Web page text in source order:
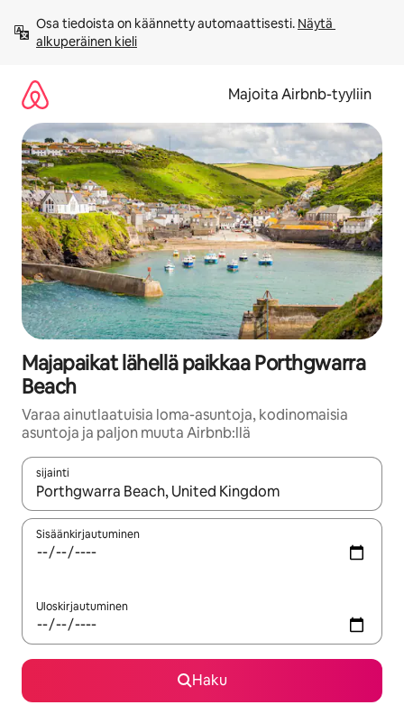
sisältö
väliin
Osa tiedoista on käännetty automaattisesti. Näytä
alkuperäinen kieli
Majoita Airbnb-tyyliin
Majapaikat lähellä paikkaa Porthgwarra
Beach
Varaa ainutlaatuisia loma-asuntoja, kodinomaisia
asuntoja ja paljon muuta Airbnb:llä
sijainti
Kun tulokset ovat saatavilla, navigoi ylös- ja alas-
Sisäänkirjautuminen
Uloskirjautuminen
Haku